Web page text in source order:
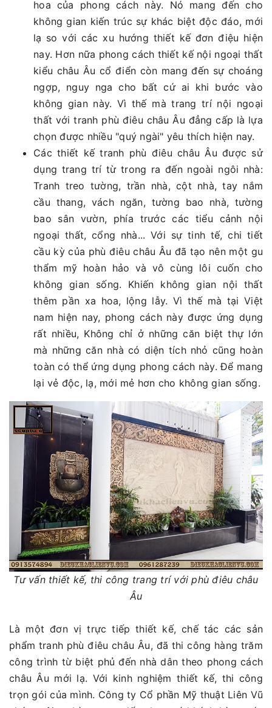
hoa của phong cách này. Nó mang đến cho
không gian kiến trúc sự khác biệt độc đáo, mới
lạ so với các xu hướng thiết kế đơn điệu hiện
nay. Hơn nữa phong cách thiết kế nội ngoại thất
kiểu châu Âu cổ điển còn mang đến sự choáng
ngợp, nguy nga cho bất cứ ai khi bước vào
không gian này. Vì thế mà trang trí nội ngoại
thất với tranh phù điêu châu Âu đẳng cấp là lựa
chọn được nhiều "quý ngài" yêu thích hiện nay.
Các thiết kế tranh phù điêu châu Âu được sử
dụng trang trí từ trong ra đến ngoài ngôi nhà:
Tranh treo tường, trần nhà, cột nhà, tay nắm
cầu thang, vách ngăn, tường bao nhà, tường
bao sân vườn, phía trước các tiểu cảnh nội
ngoại thất, cổng nhà... Với sự tinh tế, chi tiết
cầu kỳ của phù điêu châu Âu đã tạo nên một gu
thẩm mỹ hoàn hảo và vô cùng lôi cuốn cho
không gian sống. Khiến không gian nội thất
thêm pần xa hoa, lộng lẫy. Vì thế mà tại Việt
nam hiện nay, phong cách này được ứng dụng
rất nhiều, Không chỉ ở những căn biệt thự lớn
mà những căn nhà có diện tích nhỏ cũng hoàn
toàn có thể ứng dụng phong cách này. Để mang
lại vẻ độc, lạ, mới mẻ hơn cho không gian sống.
Tư vấn thiết kế, thi công trang trí với phù điêu châu
Âu
Là một đơn vị trực tiếp thiết kế, chế tác các sản
phẩm tranh phù điêu châu Âu, đã thi công hàng trăm
công trình từ biệt phủ đến nhà dân theo phong cách
châu Âu mới lạ. Với kinh nghiệm thiết kế, thi công
trọn gói của mình. Công ty Cổ phần Mỹ thuật Liên Vũ